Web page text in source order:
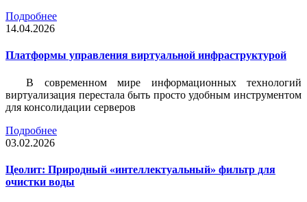
Подробнее
14.04.2026
Платформы управления виртуальной инфраструктурой
В современном мире информационных технологий
виртуализация перестала быть просто удобным инструментом
для консолидации серверов
Подробнее
03.02.2026
Цеолит: Природный «интеллектуальный» фильтр для
очистки воды